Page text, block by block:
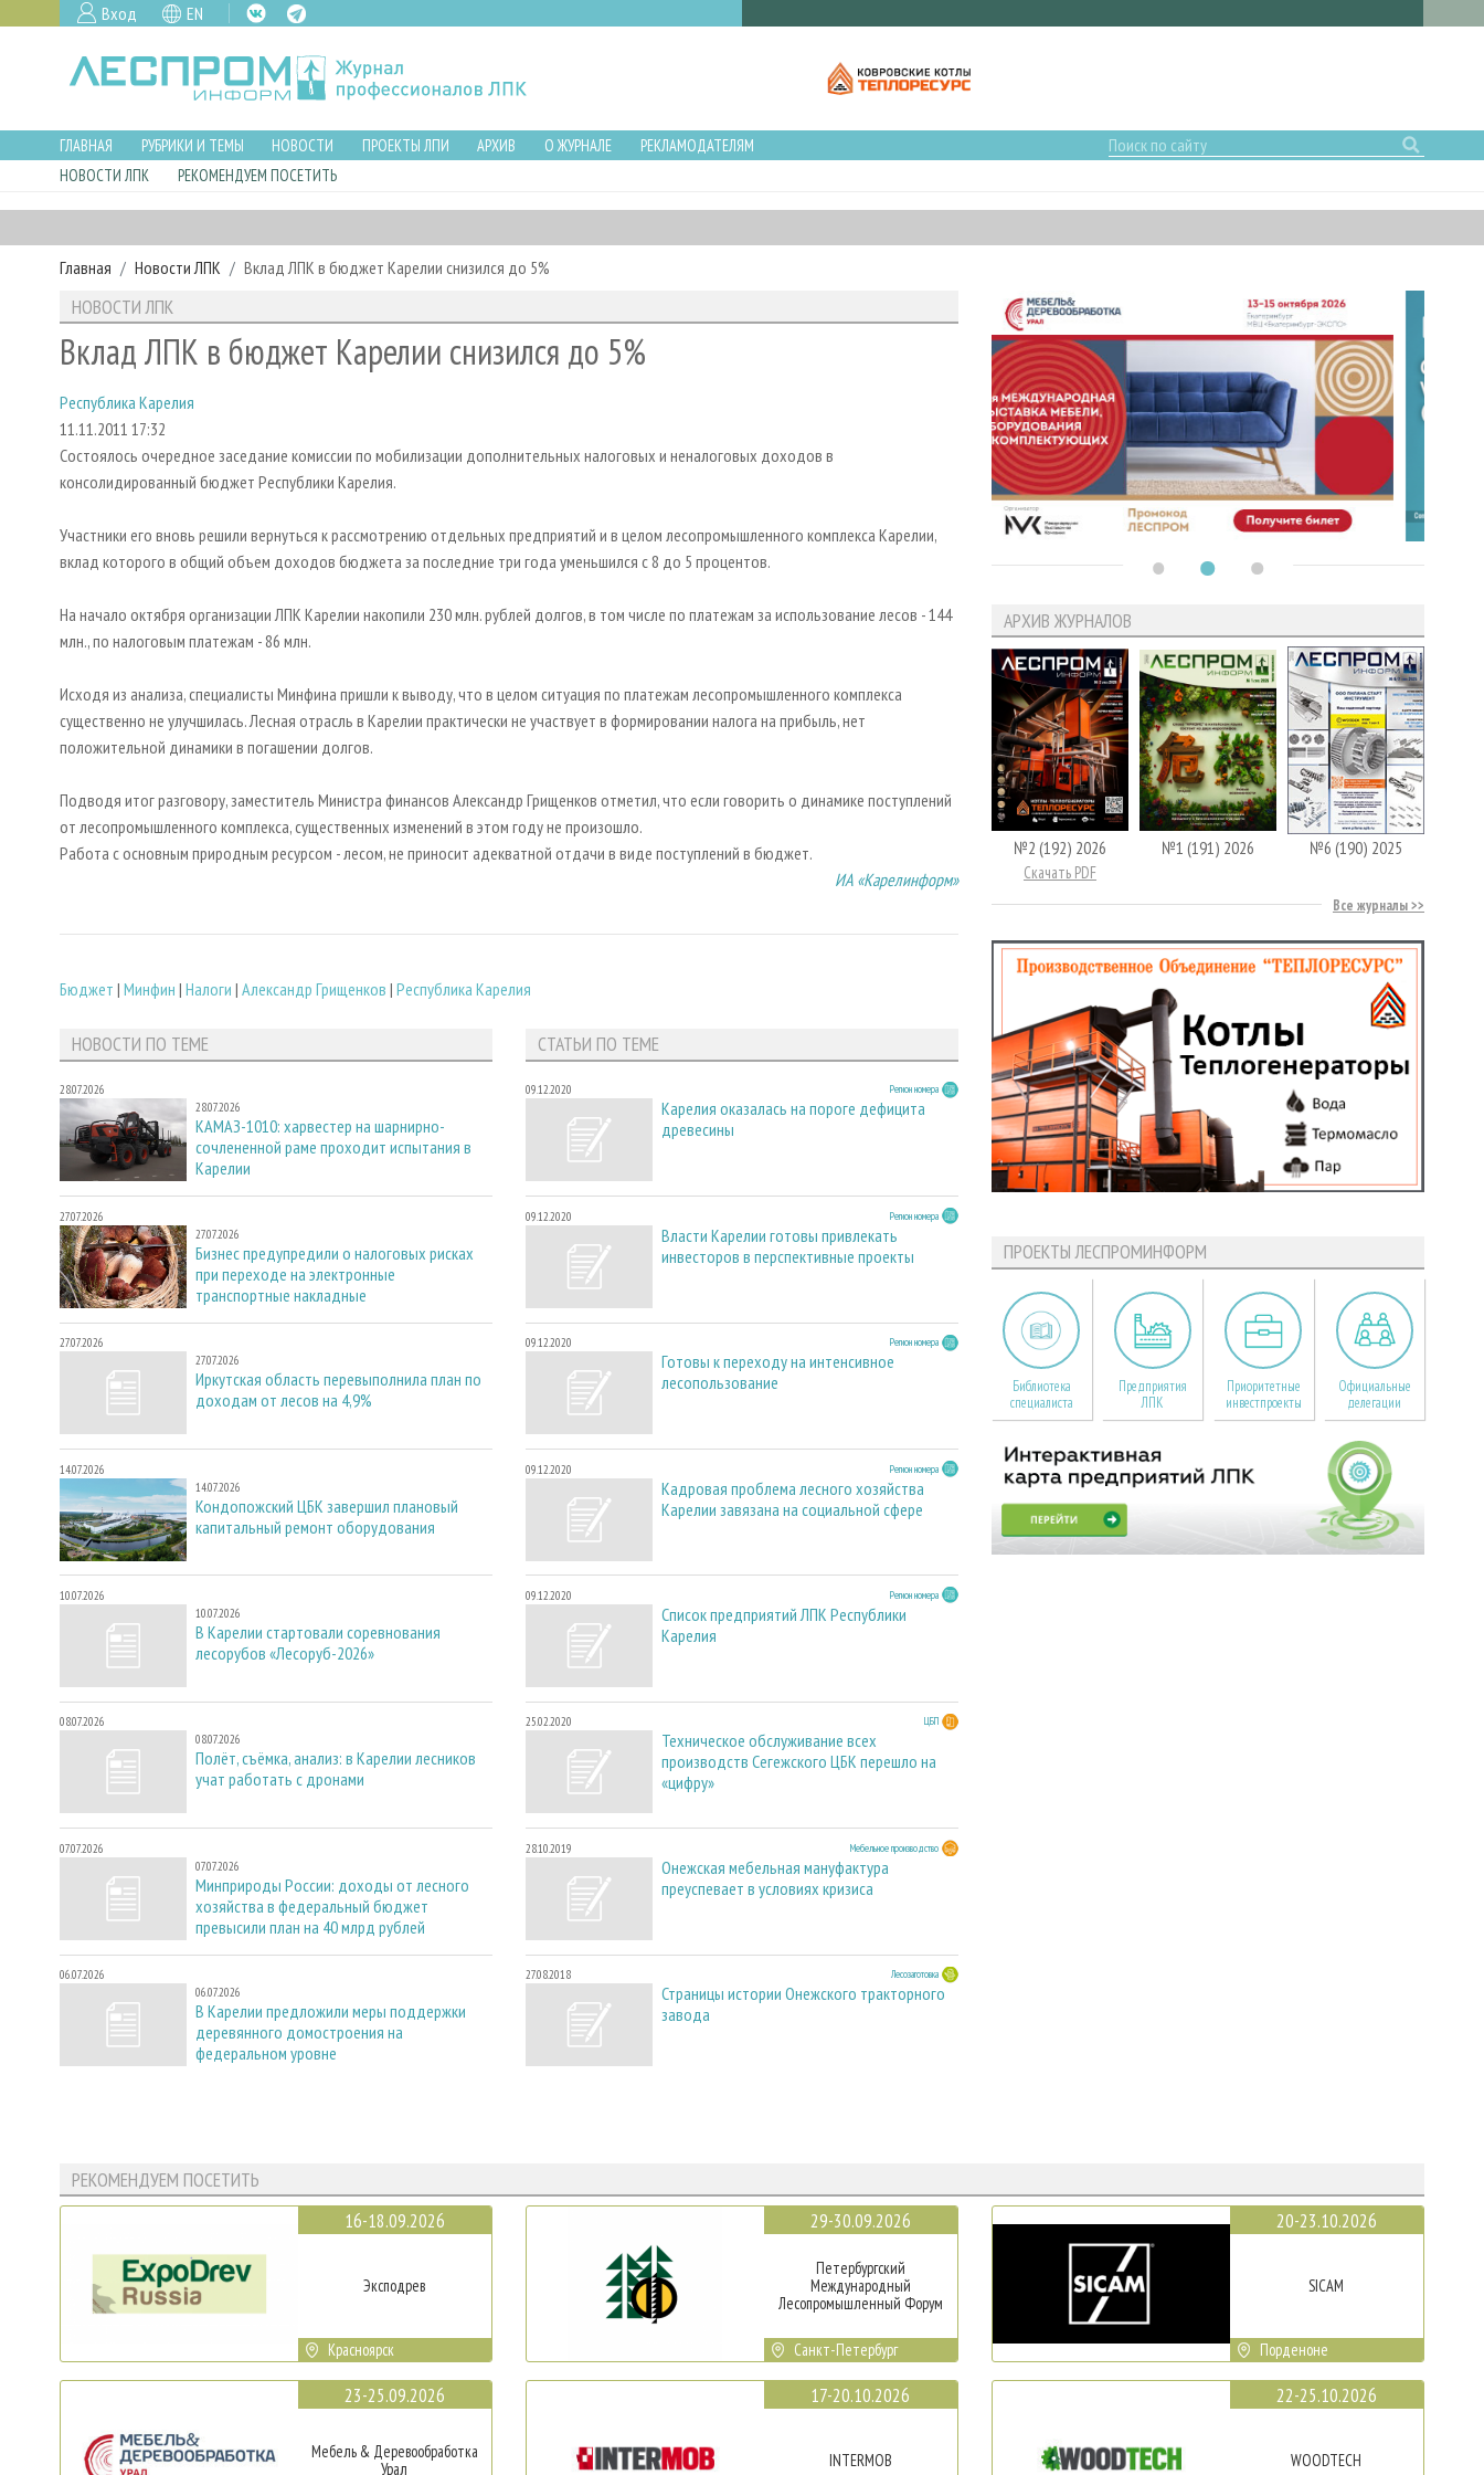
Вход EN
ГЛАВНАЯ РУБРИКИ И ТЕМЫ НОВОСТИ ПРОЕКТЫ ЛПИ АРХИВ О ЖУРНАЛЕ
РЕКЛАМОДАТЕЛЯМ
НОВОСТИ ЛПК
РЕКОМЕНДУЕМ ПОСЕТИТЬ
Главная Новости ЛПК Вклад ЛПК в бюджет Карелии снизился до 5%
НОВОСТИ ЛПК
Вклад ЛПК в бюджет Карелии снизился до 5%
Республика Карелия
11.11.2011 17:32
Состоялось очередное заседание комиссии по мобилизации дополнительных налоговых и неналоговых доходов в
консолидированный бюджет Республики Карелия.
Участники его вновь решили вернуться к рассмотрению отдельных предприятий и в целом лесопромышленного комплекса Карелии,
вклад которого в общий объем доходов бюджета за последние три года уменьшился с 8 до 5 процентов.
На начало октября организации ЛПК Карелии накопили 230 млн. рублей долгов, в том числе по платежам за использование лесов - 144
млн., по налоговым платежам - 86 млн.
Исходя из анализа, специалисты Минфина пришли к выводу, что в целом ситуация по платежам лесопромышленного комплекса
существенно не улучшилась. Лесная отрасль в Карелии практически не участвует в формировании налога на прибыль, нет
положительной динамики в погашении долгов.
Подводя итог разговору, заместитель Министра финансов Александр Грищенков отметил, что если говорить о динамике поступлений
от лесопромышленного комплекса, существенных изменений в этом году не произошло.
Работа с основным природным ресурсом - лесом, не приносит адекватной отдачи в виде поступлений в бюджет.
ИА «Карелинформ»
Бюджет | Минфин | Налоги | Александр Грищенков | Республика Карелия
НОВОСТИ ПО ТЕМЕ
28.07.2026
28.07.2026
КАМАЗ-1010: харвестер на шарнирно-
сочлененной раме проходит испытания в
Карелии
27.07.2026
27.07.2026
Бизнес предупредили о налоговых рисках
при переходе на электронные
транспортные накладные
27.07.2026
27.07.2026
Иркутская область перевыполнила план по
доходам от лесов на 4,9%
14.07.2026
14.07.2026
Кондопожский ЦБК завершил плановый
капитальный ремонт оборудования
10.07.2026
10.07.2026
В Карелии стартовали соревнования
лесорубов «Лесоруб-2026»
08.07.2026
08.07.2026
Полёт, съёмка, анализ: в Карелии лесников
учат работать с дронами
07.07.2026
07.07.2026
Минприроды России: доходы от лесного
хозяйства в федеральный бюджет
превысили план на 40 млрд рублей
06.07.2026
06.07.2026
В Карелии предложили меры поддержки
деревянного домостроения на
федеральном уровне
СТАТЬИ ПО ТЕМЕ
09.12.2020 Регион номера
Карелия оказалась на пороге дефицита
древесины
09.12.2020 Регион номера
Власти Карелии готовы привлекать
инвесторов в перспективные проекты
09.12.2020 Регион номера
Готовы к переходу на интенсивное
лесопользование
09.12.2020 Регион номера
Кадровая проблема лесного хозяйства
Карелии завязана на социальной сфере
09.12.2020 Регион номера
Список предприятий ЛПК Республики
Карелия
25.02.2020 ЦБП
Техническое обслуживание всех
производств Сегежского ЦБК перешло на
«цифру»
28.10.2019 Мебельное производство
Онежская мебельная мануфактура
преуспевает в условиях кризиса
27.08.2018 Лесозаготовка
Страницы истории Онежского тракторного
завода
АРХИВ ЖУРНАЛОВ
№2 (192) 2026
Скачать PDF
№1 (191) 2026 №6 (190) 2025
Все журналы
ПРОЕКТЫ ЛЕСПРОМИНФОРМ
Библиотека
специалиста
Предприятия
ЛПК
Приоритетные
инвестпроекты
Официальные
делегации
РЕКОМЕНДУЕМ ПОСЕТИТЬ
16-18.09.2026
Эксподрев
Красноярск
23-25.09.2026
Мебель & Деревообработка
Урал
29-30.09.2026
Петербургский
Международный
Лесопромышленный Форум
Санкт-Петербург
17-20.10.2026
INTERMOB
20-23.10.2026
SICAM
Порденоне
22-25.10.2026
WOODTECH